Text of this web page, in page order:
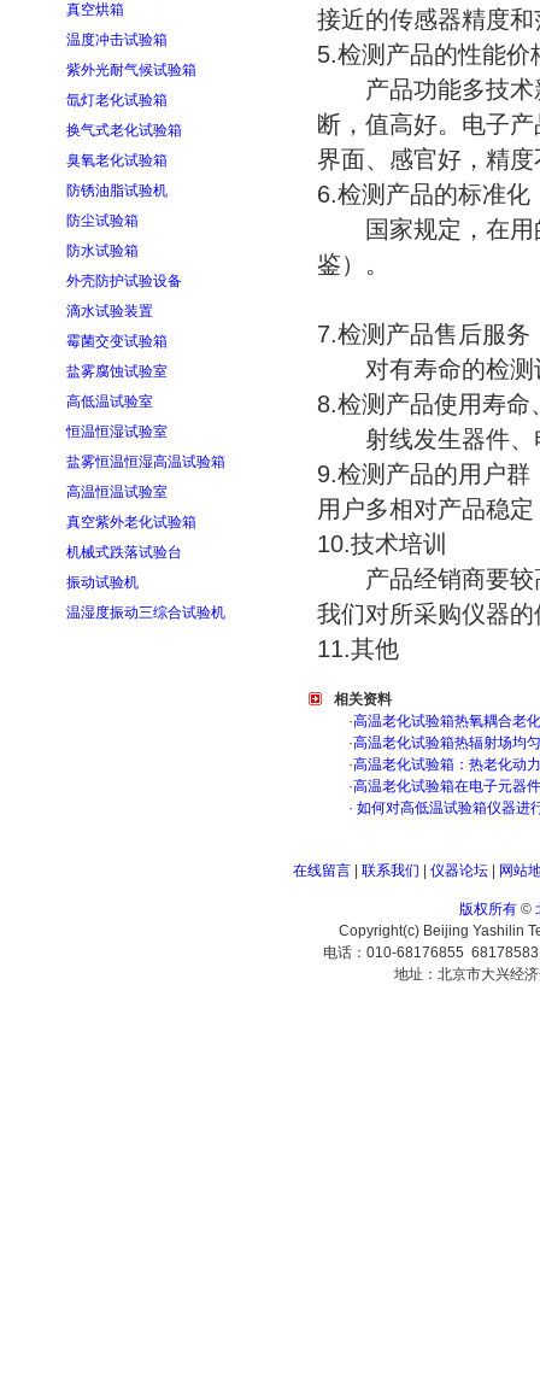
真空烘箱
温度冲击试验箱
紫外光耐气候试验箱
氙灯老化试验箱
换气式老化试验箱
臭氧老化试验箱
防锈油脂试验机
防尘试验箱
防水试验箱
外壳防护试验设备
滴水试验装置
霉菌交变试验箱
盐雾腐蚀试验室
高低温试验室
恒温恒湿试验室
盐雾恒温恒湿高温试验箱
高温恒温试验室
真空紫外老化试验箱
机械式跌落试验台
振动试验机
温湿度振动三综合试验机
接近的传感器精度
5.检测产品的性能价
产品功能多技术
断，值高好。电子
界面、感官好，精
6.检测产品的标准化
国家规定，在用
鉴）。
7.检测产品售后服务
对有寿命的检测
8.检测产品使用寿命
射线发生器件、
9.检测产品的用户群
用户多相对产品稳
10.技术培训
产品经销商要较
我们对所采购仪器
11.其他
相关资料
·高温老化试验箱热氧耦合老
·高温老化试验箱热辐射场均
·高温老化试验箱：热老化动
·高温老化试验箱在电子元器
· 如何对高低温试验箱仪器进
在线留言| 联系我们 仪器论坛| 网站
版权所有©
Copyright(c) Beijing Yashilin
电话：010-68176855
地址：北京市大兴经